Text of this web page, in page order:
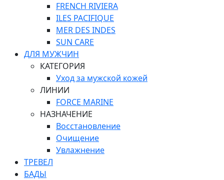
FRENCH RIVIERA
ILES PACIFIQUE
MER DES INDES
SUN CARE
ДЛЯ МУЖЧИН
КАТЕГОРИЯ
Уход за мужской кожей
ЛИНИИ
FORCE MARINE
НАЗНАЧЕНИЕ
Восстановление
Очищение
Увлажнение
ТРЕВЕЛ
БАДЫ